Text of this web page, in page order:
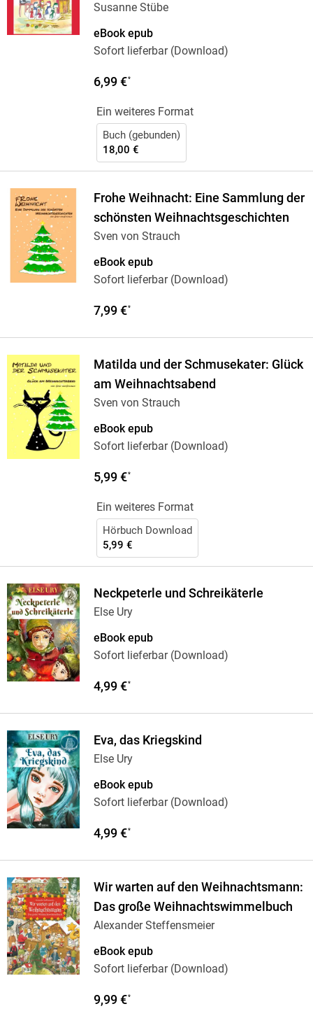
Susanne Stübe
eBook epub
Sofort lieferbar (Download)
6,99 €*
Ein weiteres Format
Buch (gebunden)
18,00 €
Frohe Weihnacht: Eine Sammlung der
schönsten Weihnachtsgeschichten
Sven von Strauch
eBook epub
Sofort lieferbar (Download)
7,99 €*
Matilda und der Schmusekater: Glück
am Weihnachtsabend
Sven von Strauch
eBook epub
Sofort lieferbar (Download)
5,99 €*
Ein weiteres Format
Hörbuch Download
5,99 €
Neckpeterle und Schreikäterle
Else Ury
eBook epub
Sofort lieferbar (Download)
4,99 €*
Eva, das Kriegskind
Else Ury
eBook epub
Sofort lieferbar (Download)
4,99 €*
Wir warten auf den Weihnachtsmann:
Das große Weihnachtswimmelbuch
Alexander Steffensmeier
eBook epub
Sofort lieferbar (Download)
9,99 €*